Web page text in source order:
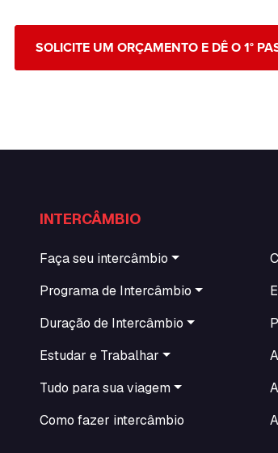
SOLICITE UM ORÇAMENTO E DÊ O 1°
INTERCÂMBIO
Faça seu intercâmbio
Programa de Intercâmbio
Duração de Intercâmbio
Estudar e Trabalhar
Tudo para sua viagem
Como fazer intercâmbio